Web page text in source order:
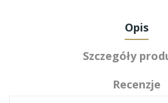
Opis
Szczegóły
Recenzje